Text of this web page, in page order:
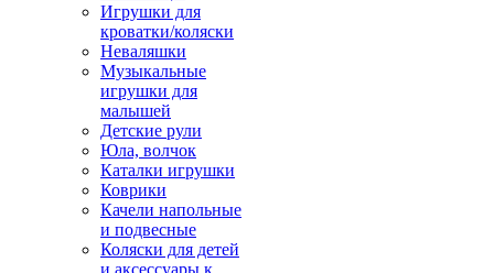
Игрушки для
кроватки/коляски
Неваляшки
Музыкальные
игрушки для
малышей
Детские рули
Юла, волчок
Каталки игрушки
Коврики
Качели напольные
и подвесные
Коляски для детей
и аксессуары к